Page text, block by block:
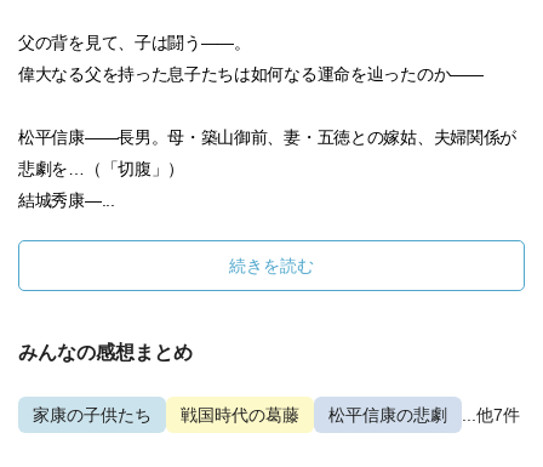
父の背を見て、子は闘う――。
偉大なる父を持った息子たちは如何なる運命を辿ったのか――
松平信康――長男。母・築山御前、妻・五徳との嫁姑、夫婦関係が
悲劇を…（「切腹」）
結城秀康―...
続きを読む
みんなの感想まとめ
家康の子供たち 戦国時代の葛藤 松平信康の悲劇 ...他7件